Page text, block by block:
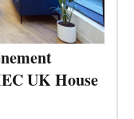
UK House